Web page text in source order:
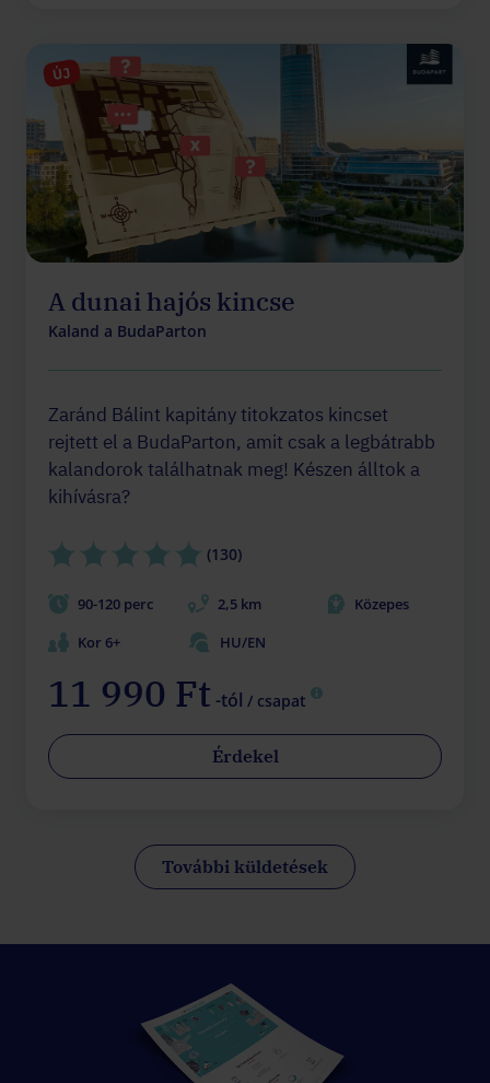
ÚJ
A dunai hajós kincse
Kaland a BudaParton
Zaránd Bálint kapitány titokzatos kincset
rejtett el a BudaParton, amit csak a legbátrabb
kalandorok találhatnak meg! Készen álltok a
kihívásra?
(130)
90-120 perc 2,5 km
Közepes
Kor 6+
HU/EN
11 990 Ft -tól / csapat
Érdekel
További küldetések